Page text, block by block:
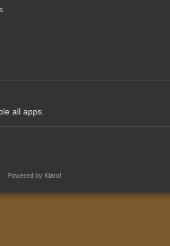
all apps.
Powered by Klaro!